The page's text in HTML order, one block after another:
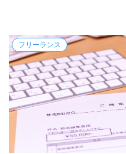
フリーランス